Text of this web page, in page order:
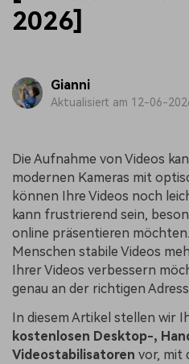
2026]
Gianni
Aktualisiert am 12-06-
Die Aufnahme von Videos
modernen Kameras mit
können Ihre Videos noch
kann frustrierend sein,
online präsentieren
Menschen stabile Videos
Ihrer Videos verbessern
genau an der richtigen
In diesem Artikel stellen wir
kostenlosen Desktop-,
Videostabilisatoren vor, mit